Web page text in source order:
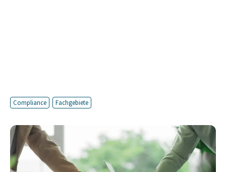
Compliance Fachgebiete